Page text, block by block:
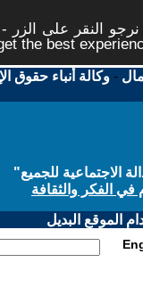
النقر على
the best
-وكالة أنباء حقوق
الاجتماعية للجميع"
في الفكر والثقافة
الموقع البديل